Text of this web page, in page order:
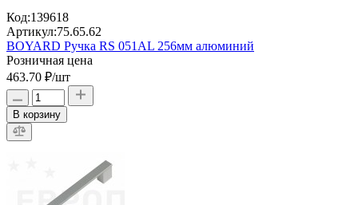
Код:139618
Артикул:75.65.62
BOYARD Ручка RS 051AL 256мм алюминий
Розничная цена
463.70 ₽/шт
В корзину